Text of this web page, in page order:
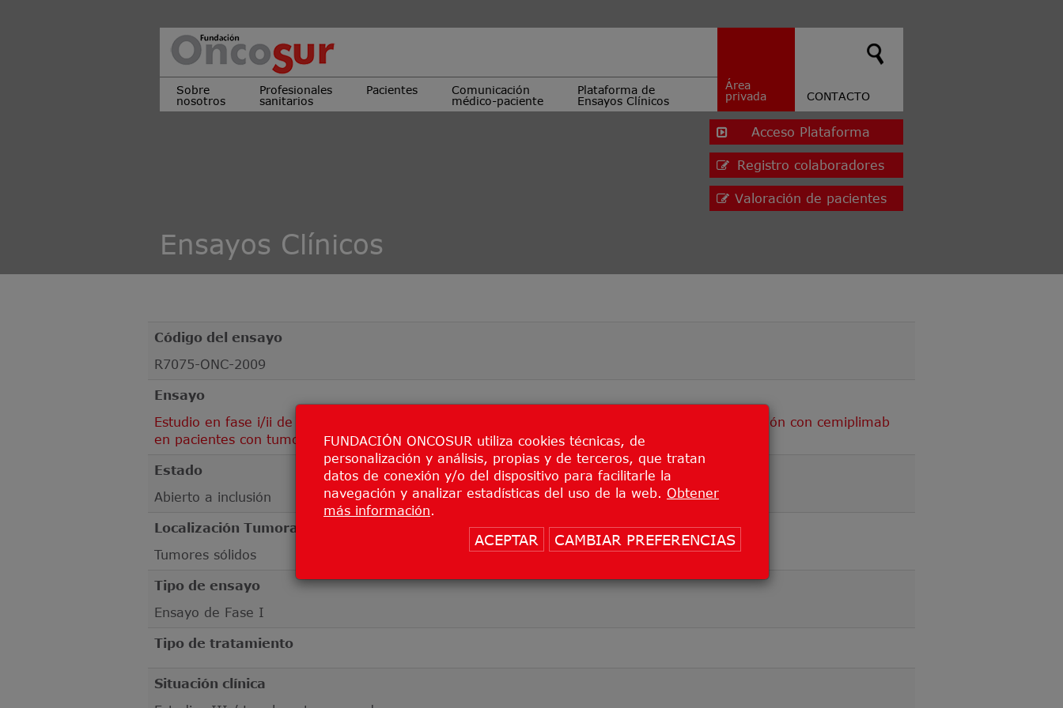
FUNDACIÓN ONCOSUR utiliza cookies técnicas, de
personalización y análisis, propias y de terceros, que tratan
datos de conexión y/o del dispositivo para facilitarle la
navegación y analizar estadísticas del uso de la web. Obtener
más información.
ACEPTAR CAMBIAR PREFERENCIAS
Sobre
nosotros
Profesionales
sanitarios
Pacientes
Comunicación
médico-paciente
Plataforma de
Ensayos Clínicos
Área
privada
CONTACTO
Acceso Plataforma
Registro colaboradores
Valoración de pacientes
Ensayos Clínicos
Código del ensayo
R7075-ONC-2009
Ensayo
Estudio en fase i/ii de regn7075 (anticuerpo biespecífico coestimulador egfrxcd28) en combinación con cemiplimab
en pacientes con tumores sólidos avanzados
Estado
Abierto a inclusión
Localización Tumoral
Tumores sólidos
Tipo de ensayo
Ensayo de Fase I
Tipo de tratamiento
Situación clínica